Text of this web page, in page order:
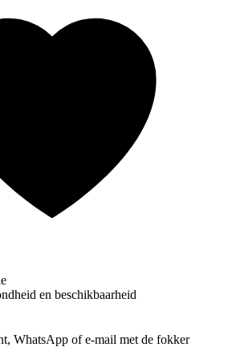
en beschikbaarheid
WhatsApp of e-mail met de fokker